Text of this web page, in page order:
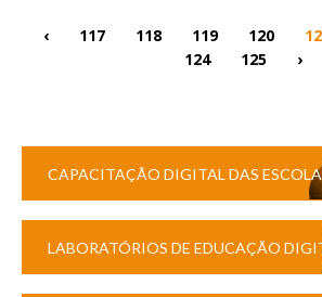
‹ 117 118 119 120
124
125 ›
CAPACITAÇÃO DIGITAL DAS
LABORATÓRIOS DE EDUCAÇÃO